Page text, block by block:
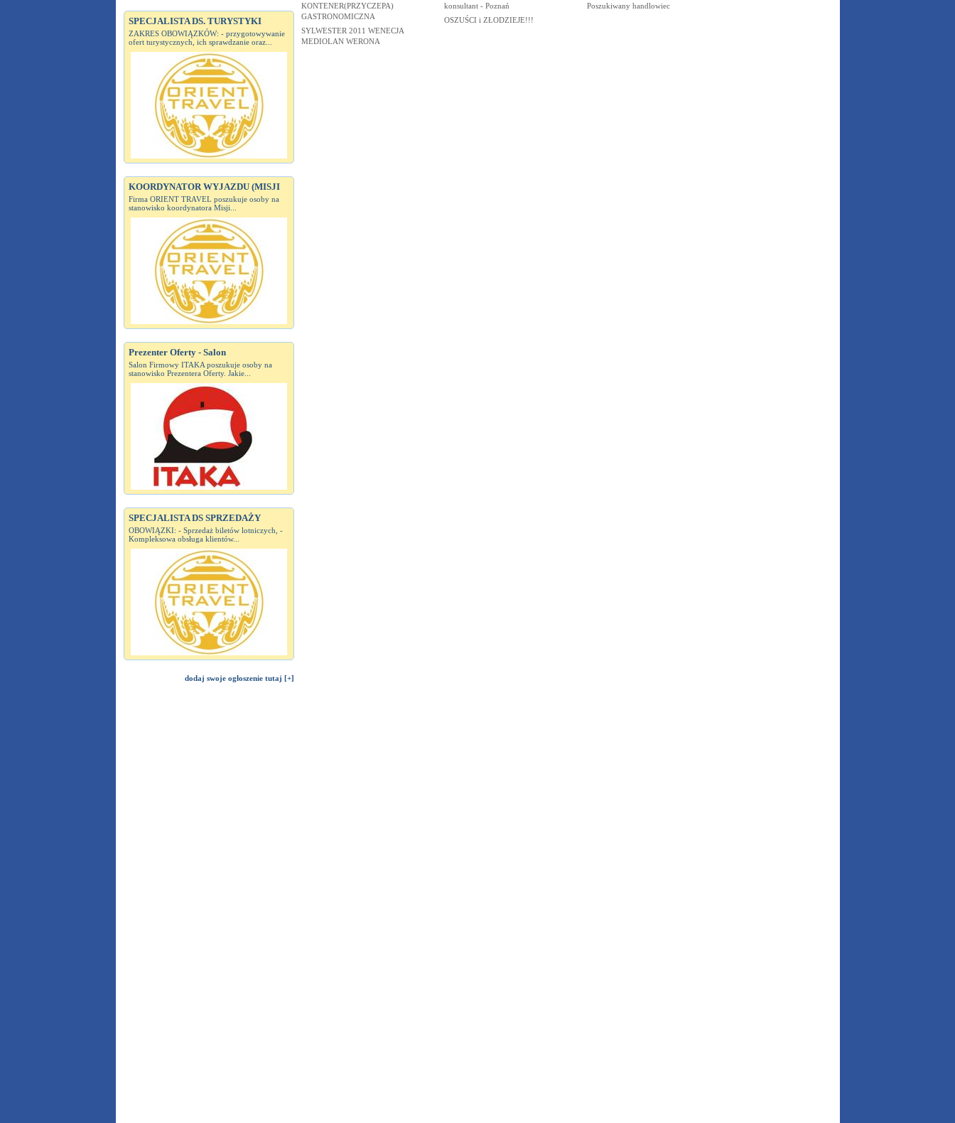
SPECJALISTA DS. TURYSTYKI
ZAKRES OBOWIĄZKÓW: - przygotowywanie
ofert turystycznych, ich sprawdzanie oraz...
KOORDYNATOR WYJAZDU (MISJI
Firma ORIENT TRAVEL poszukuje osoby na
stanowisko koordynatora Misji...
Prezenter Oferty - Salon
Salon Firmowy ITAKA poszukuje osoby na
stanowisko Prezentera Oferty. Jakie...
SPECJALISTA DS SPRZEDAŻY
OBOWIĄZKI: - Sprzedaż biletów lotniczych, -
Kompleksowa obsługa klientów...
dodaj swoje ogłoszenie tutaj [+]
KONTENER(PRZYCZEPA)
GASTRONOMICZNA
SYLWESTER 2011 WENECJA
MEDIOLAN WERONA
konsultant - Poznań
OSZUŚCI i ZŁODZIEJE!!!
Poszukiwany handlowiec